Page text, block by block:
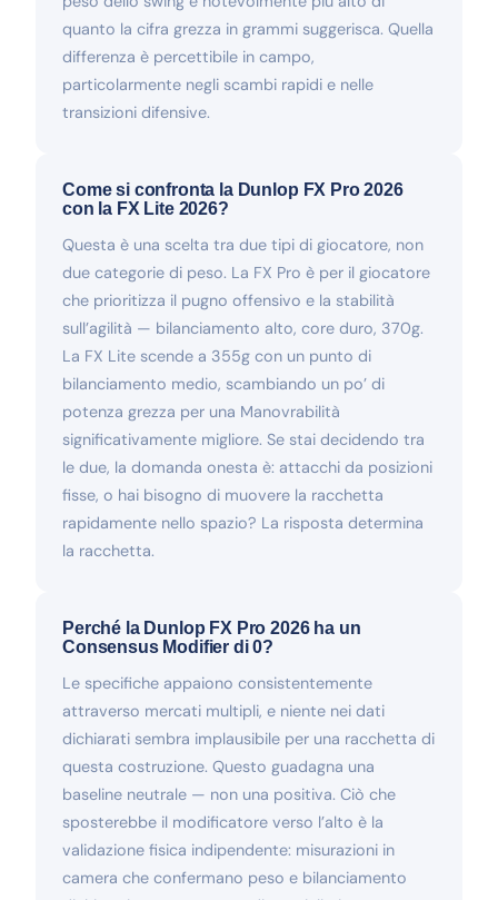
quanto la cifra grezza in grammi suggerisca. Quella
differenza è percettibile in campo,
particolarmente negli scambi rapidi e nelle
transizioni difensive.
Come si confronta la Dunlop FX Pro 2026
con la FX Lite 2026?
Questa è una scelta tra due tipi di giocatore, non
due categorie di peso. La FX Pro è per il giocatore
che prioritizza il pugno offensivo e la stabilità
sull’agilità — bilanciamento alto, core duro, 370g.
La FX Lite scende a 355g con un punto di
bilanciamento medio, scambiando un po’ di
potenza grezza per una Manovrabilità
significativamente migliore. Se stai decidendo tra
le due, la domanda onesta è: attacchi da posizioni
fisse, o hai bisogno di muovere la racchetta
rapidamente nello spazio? La risposta determina
la racchetta.
Perché la Dunlop FX Pro 2026 ha un
Consensus Modifier di 0?
Le specifiche appaiono consistentemente
attraverso mercati multipli, e niente nei dati
dichiarati sembra implausibile per una racchetta di
questa costruzione. Questo guadagna una
baseline neutrale — non una positiva. Ciò che
sposterebbe il modificatore verso l’alto è la
validazione fisica indipendente: misurazioni in
camera che confermano peso e bilanciamento